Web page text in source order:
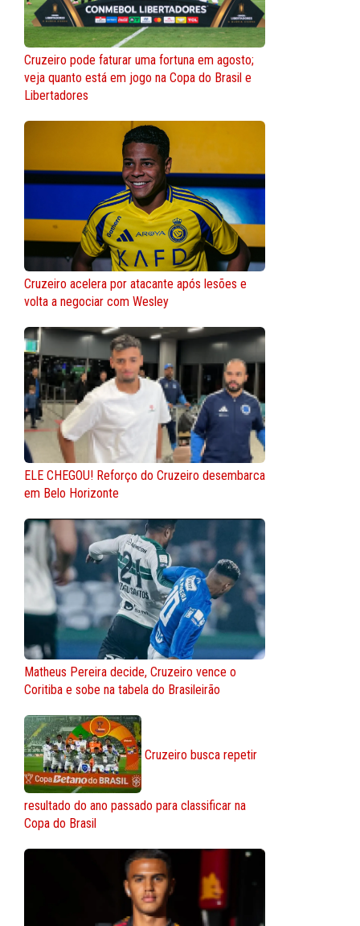
Cruzeiro pode faturar uma fortuna em agosto;
veja quanto está em jogo na Copa do Brasil e
Libertadores
Cruzeiro acelera por atacante após lesões e
volta a negociar com Wesley
ELE CHEGOU! Reforço do Cruzeiro desembarca
em Belo Horizonte
Matheus Pereira decide, Cruzeiro vence o
Coritiba e sobe na tabela do Brasileirão
Cruzeiro busca repetir
resultado do ano passado para classificar na
Copa do Brasil